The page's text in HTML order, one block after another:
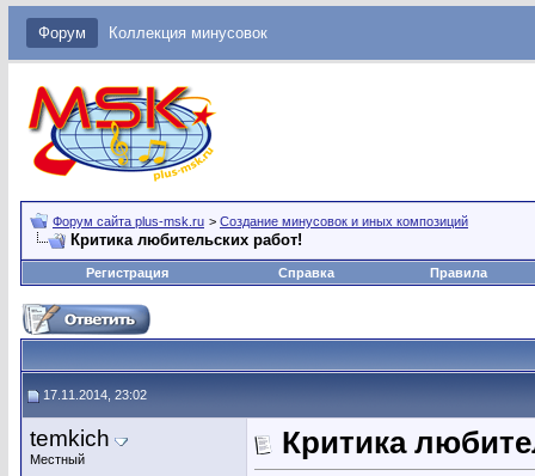
Форум Коллекция минусовок
Форум сайта plus-msk.ru > Создание минусовок и иных композиций
Критика любительских работ!
Регистрация Справка Правила
17.11.2014, 23:02
temkich
Местный Критика